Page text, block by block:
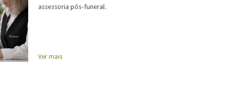
assessoria pós-funeral.
Ver mais